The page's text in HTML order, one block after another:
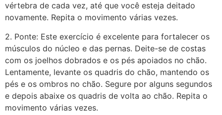
vértebra de cada vez, até que você esteja deitado
novamente. Repita o movimento várias vezes.
2. Ponte: Este exercício é excelente para fortalecer os
músculos do núcleo e das pernas. Deite-se de costas
com os joelhos dobrados e os pés apoiados no chão.
Lentamente, levante os quadris do chão, mantendo os
pés e os ombros no chão. Segure por alguns segundos
e depois abaixe os quadris de volta ao chão. Repita o
movimento várias vezes.